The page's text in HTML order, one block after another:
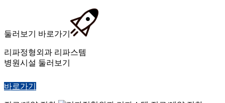
둘러보기 바로가기
리파정형외과 리파스템
병원시설 둘러보기
바로가기